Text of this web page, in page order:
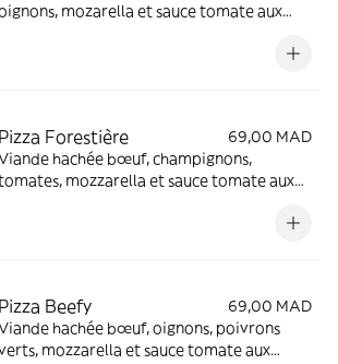
mozarella et sauce tomate aux
Pizza Forestière
69,00 MAD
hachée bœuf, champignons,
mozzarella et sauce tomate aux
Pizza Beefy
69,00 MAD
hachée bœuf, oignons, poivrons
mozzarella et sauce tomate aux